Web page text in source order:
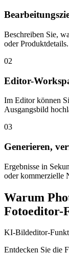
Beschreiben Sie,
oder Produktdetails.
02
Editor-
Im Editor können
Ausgangsbild
03
Generieren,
Ergebnisse in
oder kommerzielle
Warum
Fotoeditor-
KI-Bildeditor-
Entdecken Sie die